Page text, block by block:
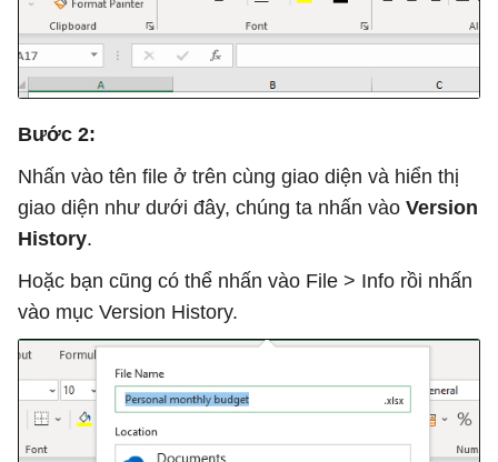
Bước 2:
Nhấn vào tên file ở trên cùng giao diện và hiển thị
giao diện như dưới đây, chúng ta nhấn vào Version
History.
Hoặc bạn cũng có thể nhấn vào File > Info rồi nhấn
vào mục Version History.